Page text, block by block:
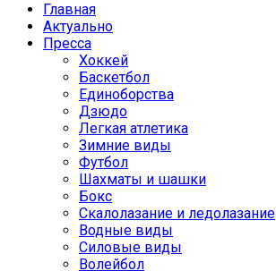
Главная
Актуально
Пресса
Хоккей
Баскетбол
Единоборства
Дзюдо
Легкая атлетика
Зимние виды
Футбол
Шахматы и шашки
Бокс
Скалолазание и ледолазание
Водные виды
Силовые виды
Волейбол